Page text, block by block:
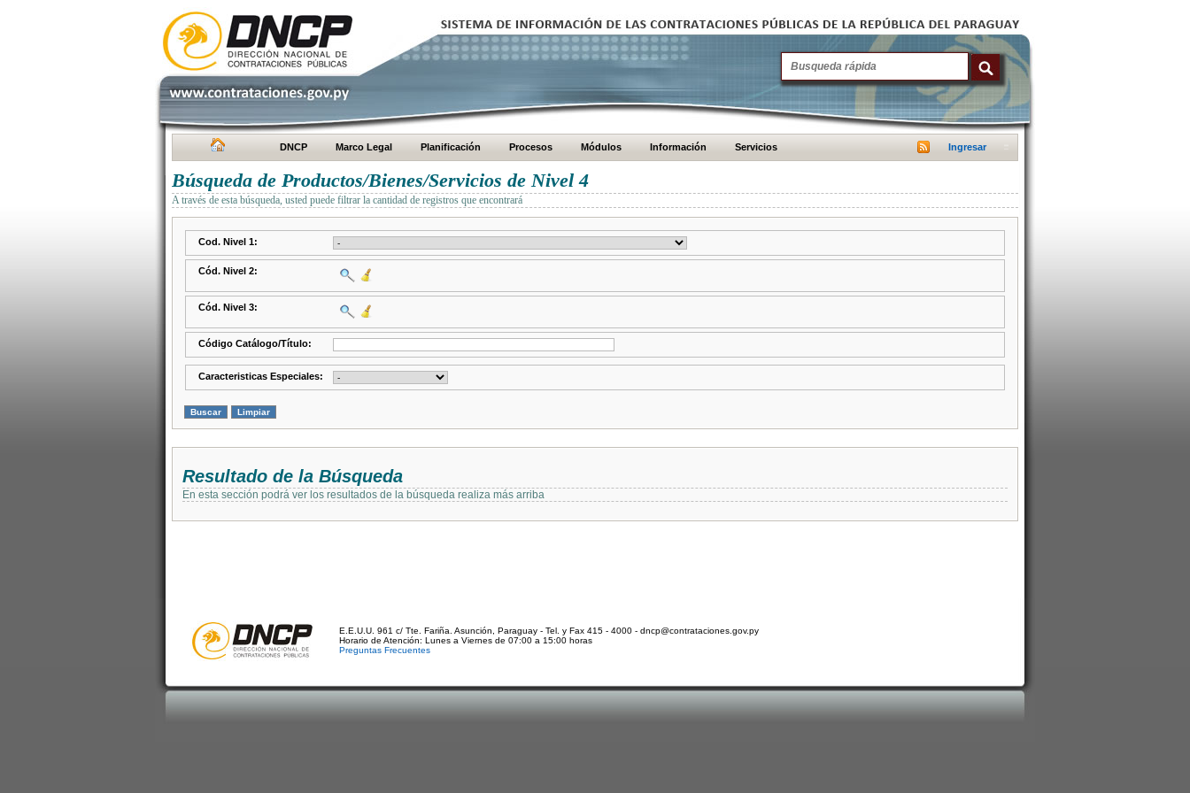
DNCP Marco Legal Planificación Procesos Módulos Información Servicios Ingresar
Búsqueda de Productos/Bienes/Servicios de Nivel 4
A través de esta búsqueda, usted puede filtrar la cantidad de registros que encontrará
Cod. Nivel 1:
Cód. Nivel 2:
Cód. Nivel 3:
Código Catálogo/Título:
Caracteristicas Especiales:
Resultado de la Búsqueda
En esta sección podrá ver los resultados de la búsqueda realiza más arriba
E.E.U.U. 961 c/ Tte. Fariña. Asunción, Paraguay - Tel. y Fax 415 - 4000 - dncp@contrataciones.gov.py
Horario de Atención: Lunes a Viernes de 07:00 a 15:00 horas
Preguntas Frecuentes